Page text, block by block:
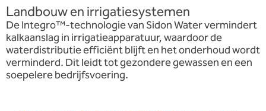
Landbouw en irrigatiesystemen
De Integro™-technologie van Sidon Water vermindert
kalkaanslag in irrigatieapparatuur, waardoor de
waterdistributie efficiënt blijft en het onderhoud wordt
verminderd. Dit leidt tot gezondere gewassen en een
soepelere bedrijfsvoering.